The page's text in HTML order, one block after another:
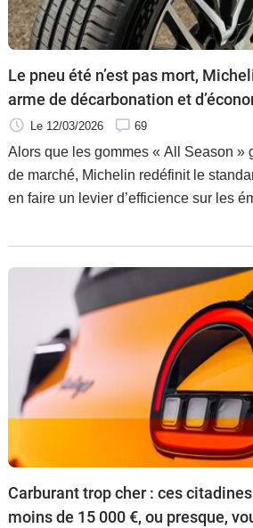
Le pneu été n’est pas mort,
arme de décarbonation et
Le 12/03/2026 69
Alors que les gommes « All Season »
de marché, Michelin redéfinit le
en faire un levier d’efficience sur les
Carburant trop cher : ces
moins de 15 000 €, ou presque,